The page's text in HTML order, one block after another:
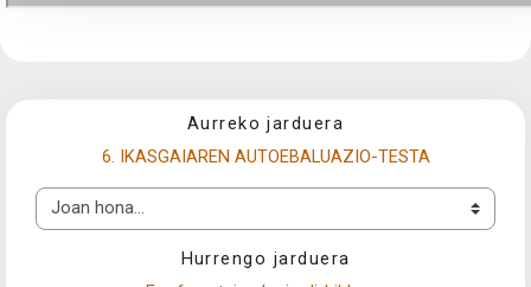
Aurreko jarduera
6. IKASGAIAREN AUTOEBALUAZIO-TESTA
Joan hona...
Hurrengo jarduera